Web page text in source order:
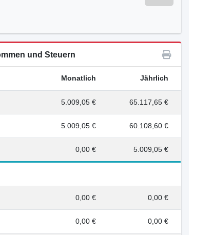
und Steuern
Monatlich Jährlich
5.009,05 € 65.117,65 €
5.009,05 € 60.108,60 €
0,00 € 5.009,05 €
0,00 € 0,00 €
0,00 € 0,00 €